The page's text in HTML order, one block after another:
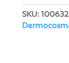
SKU:100632